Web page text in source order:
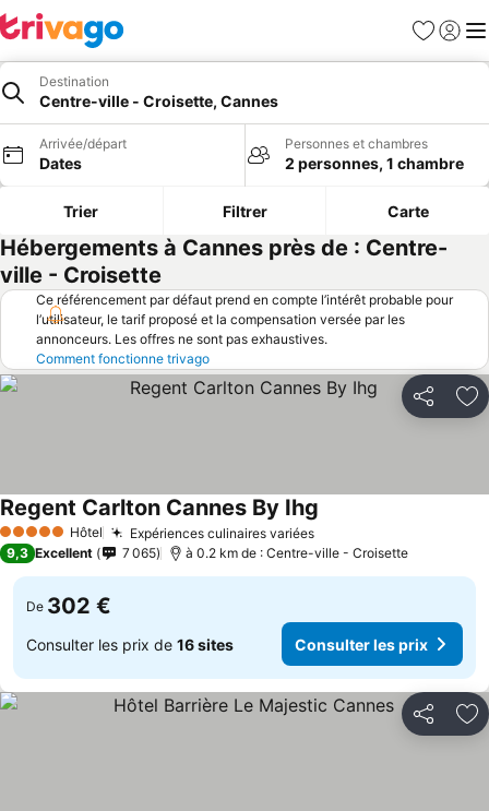
Favoris
Se
Destination
Centre-ville - Croisette, Cannes
Arrivée/départ
Dates
Personnes et chambres
2 personnes, 1 chambre
Trier Filtrer Carte
Hébergements à Cannes près de : Centre-
ville - Croisette
Ce référencement par défaut prend en compte l’intérêt probable pour
l’utilisateur, le tarif proposé et la compensation versée par les
annonceurs. Les offres ne sont pas exhaustives.
Comment fonctionne trivago
Partager
5 Étoiles Hôtel Expériences culinaires variées
Regent Carlton Cannes By Ihg
9,3 Excellent 7 065 à 0.2 km de : Centre-ville - Croisette
De 302 €
Consulter les prix de 16 sites Consulter les prix
Partager